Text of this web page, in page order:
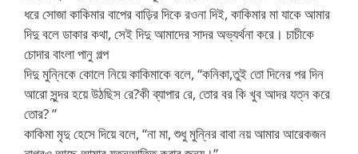
ধরে সোজা কাকিমার বাপের বাড়ির দিকে রওনা দিই, কাকিমার মা যাকে আমার
দিদু বলে ডাকার কথা, সেই দিদু আমাদের সাদর অভ্যর্থনা করে। চাচীকে
চোদার বাংলা পানু গল্প
দিদু মুন্নিকে কোলে নিয়ে কাকিমাকে বলে, “কনিকা,তুই তো দিনের পর দিন
আরো সুন্দর হয়ে উঠছিস রে?কী ব্যাপার রে, তোর বর কি খুব আদর যত্ন করে
তোর? ”
কাকিমা মৃদু হেসে দিয়ে বলে, “না মা, শুধু মুন্নির বাবা নয় আমার আরেকজন